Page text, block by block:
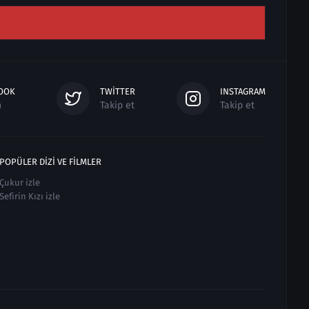
TWITTER
Takip et
INSTAGRAM
Takip et
POPÜLER DIZI VE FILMLER
Çukur izle
Sefirin Kızı izle